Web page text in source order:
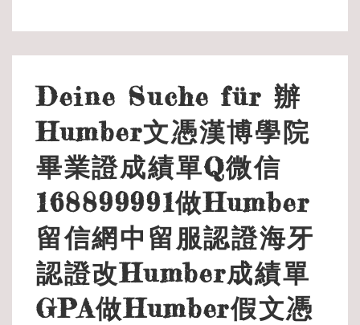
Deine Suche für 辦
Humber文憑漢博學院
畢業證成績單Q微信
168899991做Humber
留信網中留服認證海牙
認證改Humber成績單
GPA做Humber假文憑